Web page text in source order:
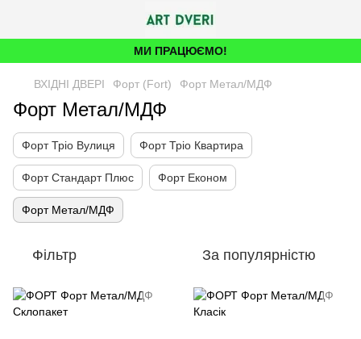
МИ ПРАЦЮЄМО!
ВХІДНІ ДВЕРІ Форт (Fort) Форт Метал/МДФ
Форт Метал/МДФ
Форт Тріо Вулиця Форт Тріо Квартира
Форт Стандарт Плюс Форт Економ
Форт Метал/МДФ
Фільтр За популярністю